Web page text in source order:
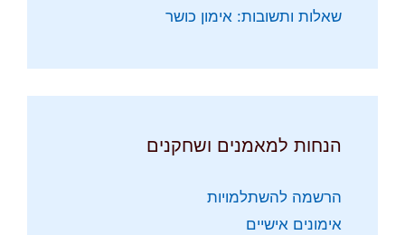
שאלות ותשובות: אימון כושר
הנחות למאמנים ושחקנים
הרשמה להשתלמויות
אימונים אישיים